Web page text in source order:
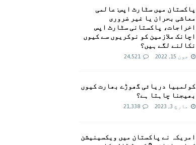
پاکستان میں سٹارٹ اپس: عالمی
معاشی بحران یا غیر ضروری
اخراجات، پاکستانی سٹارٹ اپس
اچانک ملازمین کو نوکریوں سے کیوں
نکالنے لگے ہیں؟
جون 15, 2022 24,521
کولمبیا دریائی گھوڑے بھارت کیوں
بھیجنا چاہتا ہے؟
مارچ 3, 2023 21,338
امريکہ نے پاکستان میں ویکسینیشن